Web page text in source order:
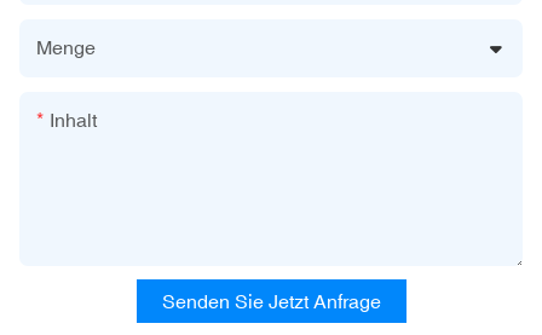
Menge
Inhalt
Senden Sie Jetzt Anfrage